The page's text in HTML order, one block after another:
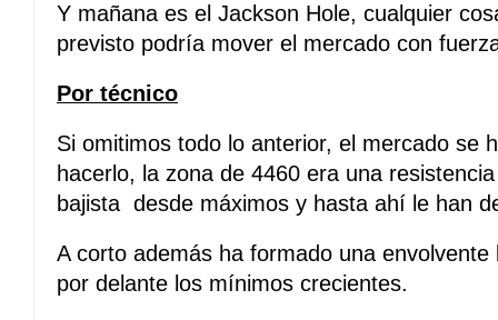
Y mañana es el Jackson Hole, cualquier
previsto podría mover el mercado con
Por técnico
Si omitimos todo lo anterior, el mercado se
hacerlo, la zona de 4460 era una
bajista desde máximos y hasta ahí le han
A corto además ha formado una
por delante los mínimos crecientes.